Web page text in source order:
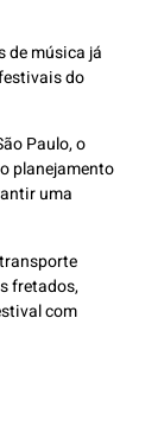
de música já
do
Paulo, o
planejamento
uma
fretados,
com